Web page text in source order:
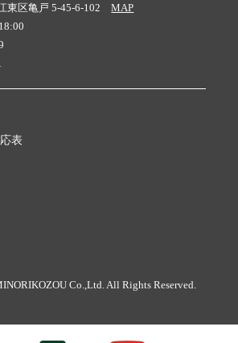
東区亀戸 5-45-6-102MAP
表
Co.,Ltd. All Rights Reserved.